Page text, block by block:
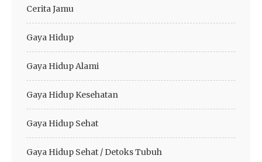
Cerita Jamu
Gaya Hidup
Gaya Hidup Alami
Gaya Hidup Kesehatan
Gaya Hidup Sehat
Gaya Hidup Sehat / Detoks Tubuh